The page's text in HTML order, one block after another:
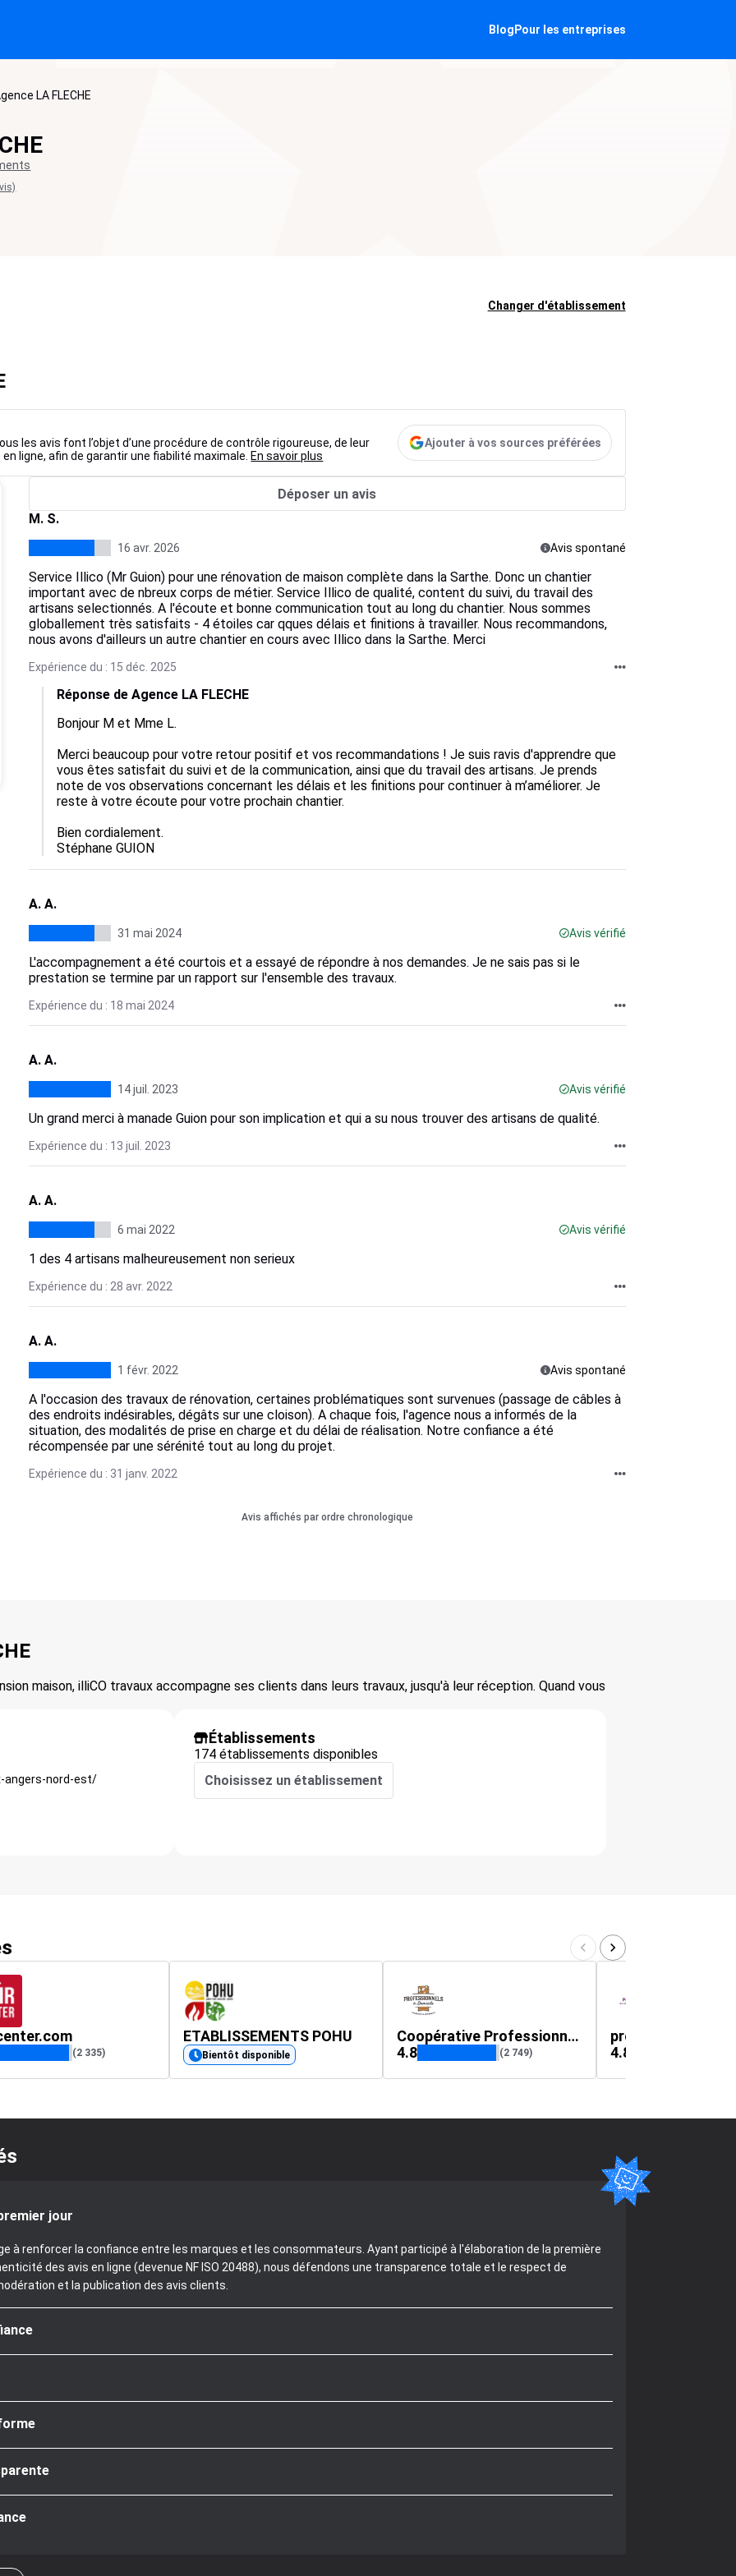
Blog Pour les entreprises
LA FLECHE
Changer d'établissement
les avis font l’objet d’une procédure de contrôle rigoureuse, de leur
ligne, afin de garantir une fiabilité maximale. En savoir plus
Ajouter à vos sources préférées
Déposer un avis
M. S.
16 avr. 2026 Avis spontané
Service Illico (Mr Guion) pour une rénovation de maison complète dans la Sarthe. Donc un chantier
important avec de nbreux corps de métier. Service Illico de qualité, content du suivi, du travail des
artisans selectionnés. A l'écoute et bonne communication tout au long du chantier. Nous sommes
globallement très satisfaits - 4 étoiles car qques délais et finitions à travailler. Nous recommandons,
nous avons d'ailleurs un autre chantier en cours avec Illico dans la Sarthe. Merci
Expérience du : 15 déc. 2025
Réponse de Agence LA FLECHE
Bonjour M et Mme L.
Merci beaucoup pour votre retour positif et vos recommandations ! Je suis ravis d'apprendre que
vous êtes satisfait du suivi et de la communication, ainsi que du travail des artisans. Je prends
note de vos observations concernant les délais et les finitions pour continuer à m’améliorer. Je
reste à votre écoute pour votre prochain chantier.
Bien cordialement.
Stéphane GUION
A. A.
31 mai 2024 Avis vérifié
L'accompagnement a été courtois et a essayé de répondre à nos demandes. Je ne sais pas si le
prestation se termine par un rapport sur l'ensemble des travaux.
Expérience du : 18 mai 2024
A. A.
14 juil. 2023 Avis vérifié
Un grand merci à manade Guion pour son implication et qui a su nous trouver des artisans de qualité.
Expérience du : 13 juil. 2023
A. A.
6 mai 2022 Avis vérifié
1 des 4 artisans malheureusement non serieux
Expérience du : 28 avr. 2022
A. A.
1 févr. 2022 Avis spontané
A l'occasion des travaux de rénovation, certaines problématiques sont survenues (passage de câbles à
des endroits indésirables, dégâts sur une cloison). A chaque fois, l'agence nous a informés de la
situation, des modalités de prise en charge et du délai de réalisation. Notre confiance a été
récompensée par une sérénité tout au long du projet.
Expérience du : 31 janv. 2022
Avis affichés par ordre chronologique
maison, illiCO travaux accompagne ses clients dans leurs travaux, jusqu'à leur réception. Quand vous
angers-nord-est/
Établissements
174 établissements disponibles
Choisissez un établissement
(2 335)
ETABLISSEMENTS POHU
Bientôt disponible
Coopérative Professionnels à Domicile
4.8
(2 749)
prosolair.com
4.8
jour
à renforcer la confiance entre les marques et les consommateurs. Ayant participé à l'élaboration de la première
des avis en ligne (devenue NF ISO 20488), nous défendons une transparence totale et le respect de
et la publication des avis clients.